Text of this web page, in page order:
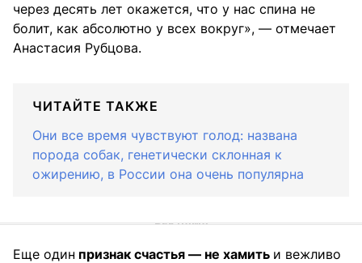
через десять лет окажется, что у нас спина не
болит, как абсолютно у всех вокруг», — отмечает
Анастасия Рубцова.
ЧИТАЙТЕ ТАКЖЕ
Они все время чувствуют голод: названа
порода собак, генетически склонная к
ожирению, в России она очень популярна
Еще один признак счастья — не хамить и вежливо